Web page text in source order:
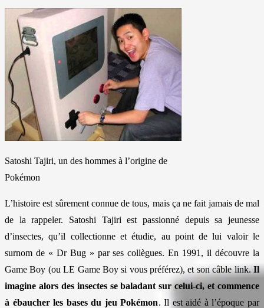
Satoshi Tajiri, un des hommes à l’origine de
Pokémon
L’histoire est sûrement connue de tous, mais ça ne fait jamais de mal
de la rappeler. Satoshi Tajiri est passionné depuis sa jeunesse
d’insectes, qu’il collectionne et étudie, au point de lui valoir le
surnom de « Dr Bug » par ses collègues. En 1991, il découvre la
Game Boy (ou LE Game Boy si vous préférez), et son câble link.Il
imagine alors des insectes se baladant sur celui-ci, et commence
à ébaucher les bases du jeu Pokémon. Il est aidé à l’époque par